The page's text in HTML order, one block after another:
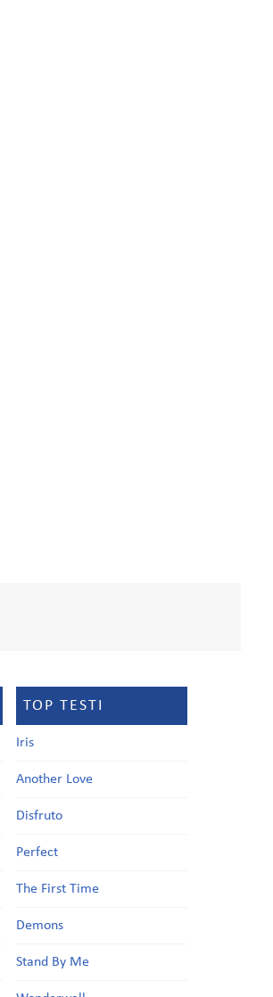
TOP TESTI
Iris
Another Love
Disfruto
Perfect
The First Time
Demons
Stand By Me